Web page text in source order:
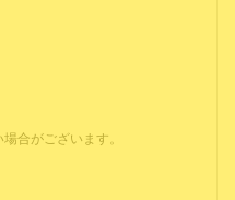
合がございます。